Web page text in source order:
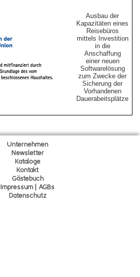
Ausbau der
Kapazitäten eines
Reisebüros
mittels Investition
in die
Anschaffung
einer neuen
Softwarelösung
zum Zwecke der
Sicherung der
Vorhandenen
Dauerabeitsplätze
Unternehmen
Newsletter
Kataloge
Kontakt
Gästebuch
Impressum | AGBs
Datenschutz